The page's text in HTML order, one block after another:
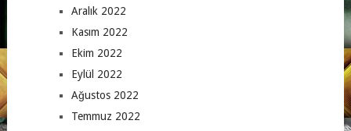
Aralık 2022
Kasım 2022
Ekim 2022
Eylül 2022
Ağustos 2022
Temmuz 2022